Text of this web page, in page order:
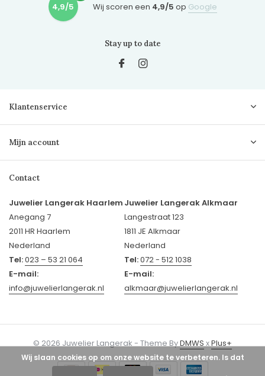
4,9/5 Wij scoren een 4,9/5 op Google
Stay up to date
Klantenservice
Mijn account
Contact
Juwelier Langerak Haarlem
Anegang 7
2011 HR Haarlem
Nederland
Tel:023 – 53 21 064
E-mail:
info@juwelierlangerak.nl
Juwelier Langerak Alkmaar
Langestraat 123
1811 JE Alkmaar
Nederland
Tel:072 - 512 1038
E-mail:
alkmaar@juwelierlangerak.nl
© 2026 Juwelier Langerak - Theme ByDMWSxPlus+
Wij slaan cookies op om onze website te verbeteren. Is dat